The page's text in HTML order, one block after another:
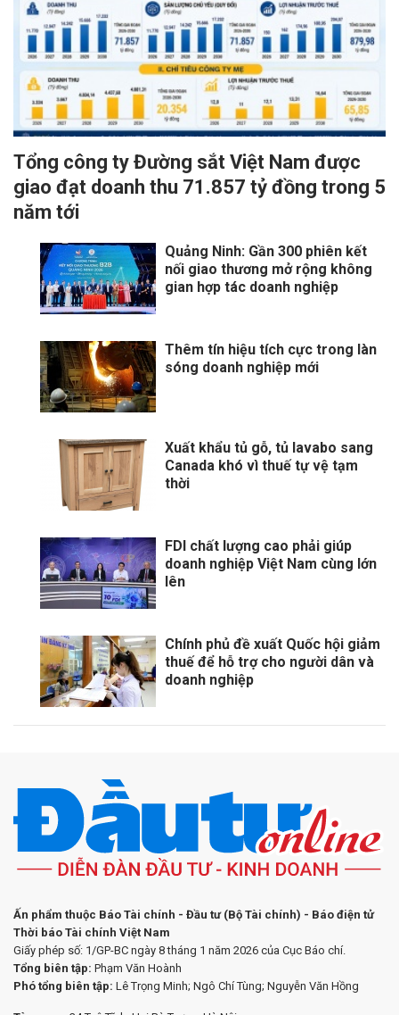
Tổng công ty Đường sắt Việt Nam được
giao đạt doanh thu 71.857 tỷ đồng trong 5
năm tới
Quảng Ninh: Gần 300 phiên kết
nối giao thương mở rộng không
gian hợp tác doanh nghiệp
Thêm tín hiệu tích cực trong làn
sóng doanh nghiệp mới
Xuất khẩu tủ gỗ, tủ lavabo sang
Canada khó vì thuế tự vệ tạm
thời
FDI chất lượng cao phải giúp
doanh nghiệp Việt Nam cùng lớn
lên
Chính phủ đề xuất Quốc hội giảm
thuế để hỗ trợ cho người dân và
doanh nghiệp
Ấn phẩm thuộc Báo Tài chính - Đầu tư (Bộ Tài chính) - Báo điện tử
Thời báo Tài chính Việt Nam
Giấy phép số: 1/GP-BC ngày 8 tháng 1 năm 2026 của Cục Báo chí.
Tổng biên tập: Phạm Văn Hoành
Phó tổng biên tập: Lê Trọng Minh; Ngô Chí Tùng; Nguyễn Văn Hồng